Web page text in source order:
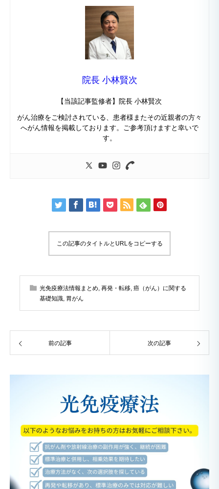
院長 小林賢次
【当該記事監修者】院長 小林賢次
がん治療をご検討されている、患者様またその近親者の方々
へがん情報を掲載しております。ご参考頂けますと幸いで
す。
この記事のタイトルとURLをコピーする
光免疫療法情報まとめ 再発・転移 癌（がん）に関する
基礎知識 胃がん
前の記事 次の記事